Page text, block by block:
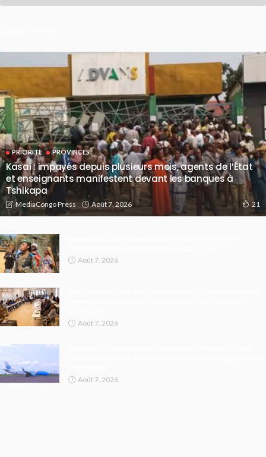
PRIORITE PROVINCES
Kasaï : impayés depuis plusieurs mois, agents de l’État
et enseignants manifestent devant les banques à
Tshikapa
MediaCongo Press Août 7, 2026 21
Août 7, 2026
Août 7, 2026
Août 7, 2026